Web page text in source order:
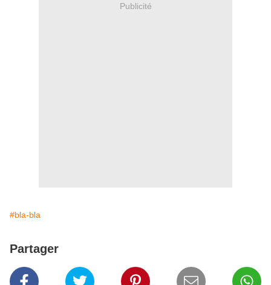
Publicité
#bla-bla
Partager